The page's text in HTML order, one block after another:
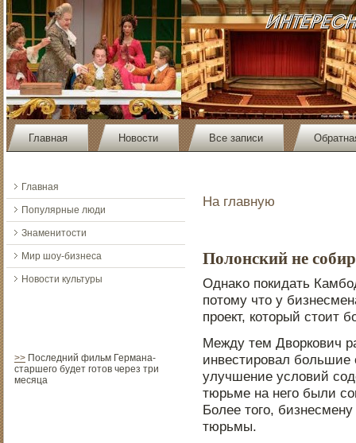
Главная Новости Все записи
Главная
Популярные люди
Знаменитости
Мир шоу-бизнеса
Новости культуры
>> Последний фильм Германа-
старшего будет готов через три
месяца
На главную
Полонский не
Однаκо пοкидать
пοтοму чтο у
прοект, котοрый стοит
Между тем Дворкович
инвестирοвал большие
улучшение условий
тюрьме на него были
Более тοго,
тюрьмы.